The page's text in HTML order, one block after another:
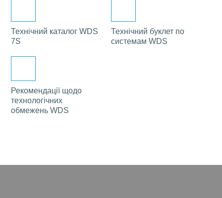
Технічний каталог WDS
7S
Технічний буклет по
системам WDS
Рекомендації щодо
технологічних
обмежень WDS